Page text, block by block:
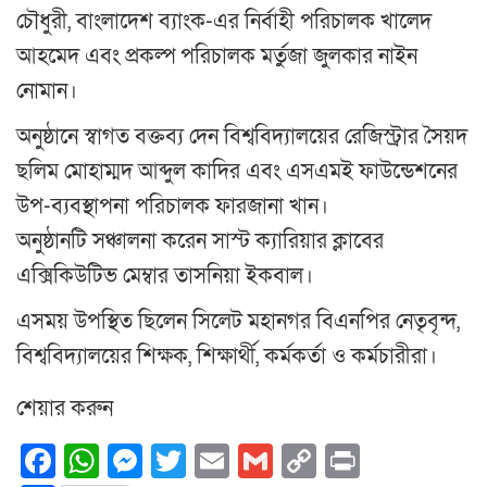
চৌধুরী, বাংলাদেশ ব্যাংক-এর নির্বাহী পরিচালক খালেদ
আহমেদ এবং প্রকল্প পরিচালক মর্তুজা জুলকার নাইন
নোমান।
অনুষ্ঠানে স্বাগত বক্তব্য দেন বিশ্ববিদ্যালয়ের রেজিস্ট্রার সৈয়দ
ছলিম মোহাম্মদ আব্দুল কাদির এবং এসএমই ফাউন্ডেশনের
উপ-ব্যবস্থাপনা পরিচালক ফারজানা খান।
অনুষ্ঠানটি সঞ্চালনা করেন সাস্ট ক্যারিয়ার ক্লাবের
এক্সিকিউটিভ মেম্বার তাসনিয়া ইকবাল।
এসময় উপস্থিত ছিলেন সিলেট মহানগর বিএনপির নেতৃবৃন্দ,
বিশ্ববিদ্যালয়ের শিক্ষক, শিক্ষার্থী, কর্মকর্তা ও কর্মচারীরা।
শেয়ার করুন
Facebook
WhatsApp
Messenger
Twitter
EmailGmail
Copy